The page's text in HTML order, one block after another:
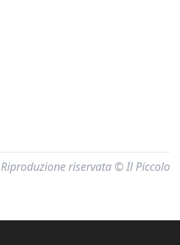
Riproduzione riservata © Il Piccolo